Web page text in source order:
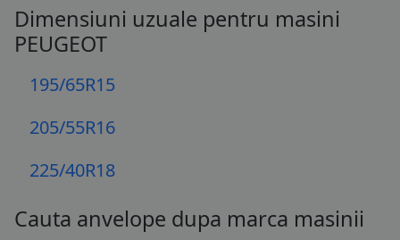
Dimensiuni uzuale pentru masini
PEUGEOT
195/65R15
205/55R16
225/40R18
Cauta anvelope dupa marca masinii